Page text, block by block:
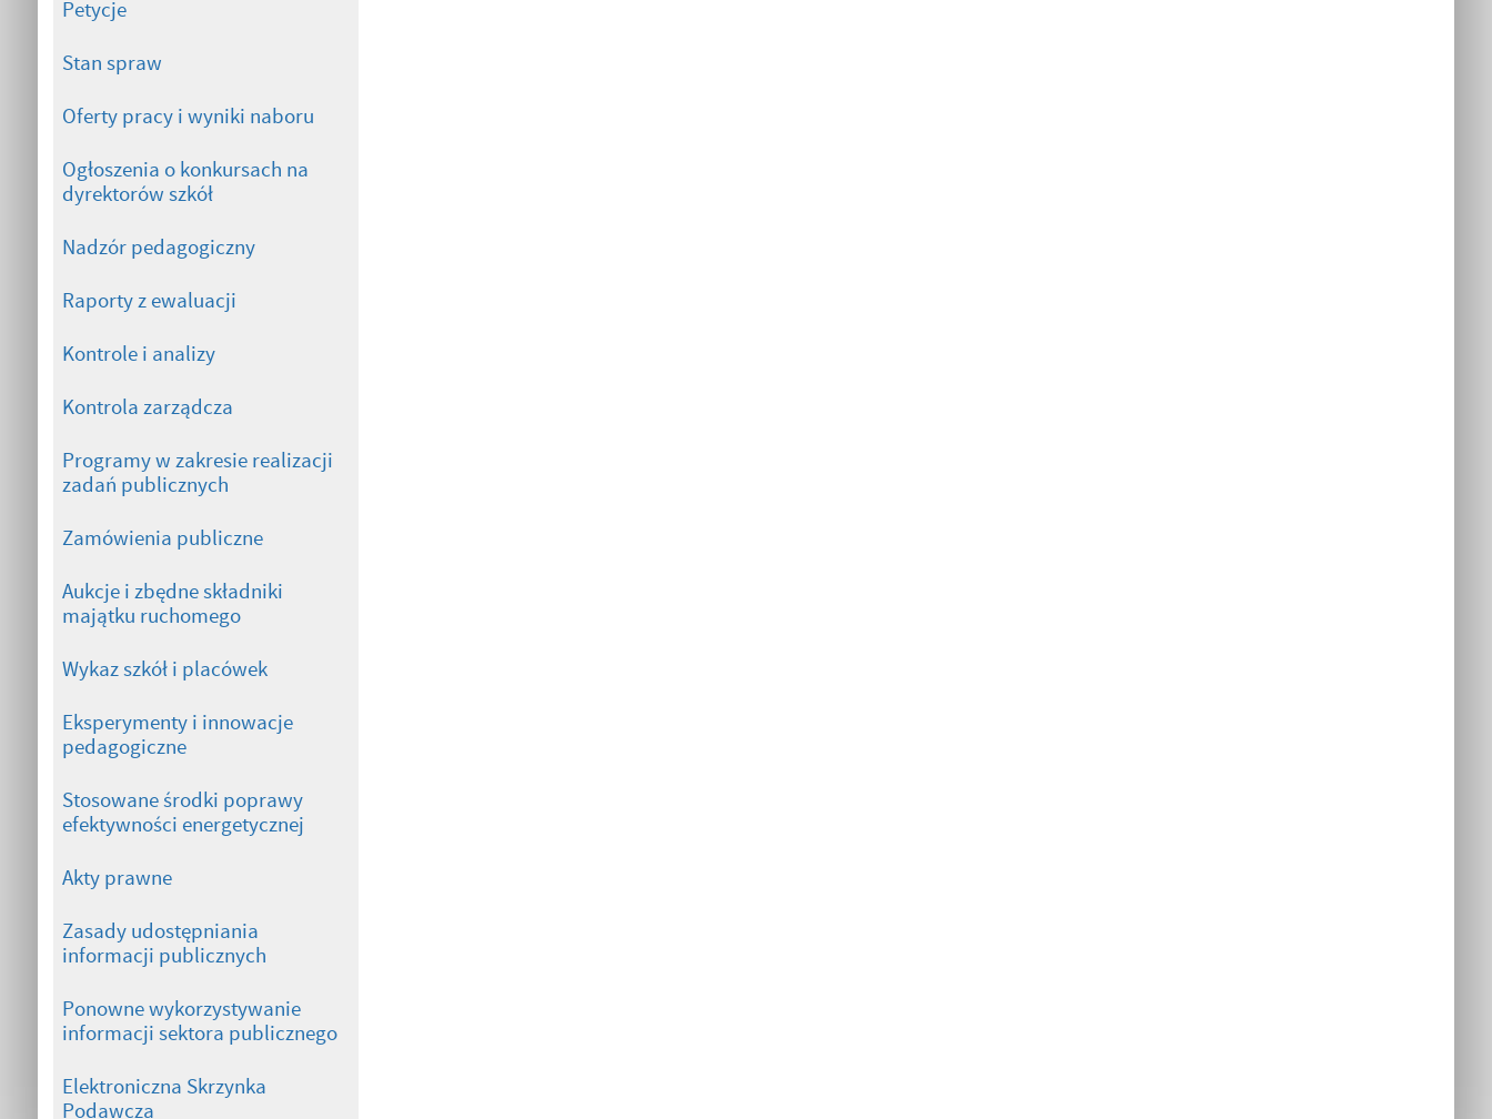
Petycje
Stan spraw
Oferty pracy i wyniki naboru
Ogłoszenia o konkursach na
dyrektorów szkół
Nadzór pedagogiczny
Raporty z ewaluacji
Kontrole i analizy
Kontrola zarządcza
Programy w zakresie realizacji
zadań publicznych
Zamówienia publiczne
Aukcje i zbędne składniki
majątku ruchomego
Wykaz szkół i placówek
Eksperymenty i innowacje
pedagogiczne
Stosowane środki poprawy
efektywności energetycznej
Akty prawne
Zasady udostępniania
informacji publicznych
Ponowne wykorzystywanie
informacji sektora publicznego
Elektroniczna Skrzynka
Podawcza